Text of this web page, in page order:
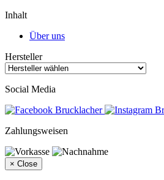
Inhalt
Über uns
Hersteller
Social Media
Zahlungsweisen
× Close